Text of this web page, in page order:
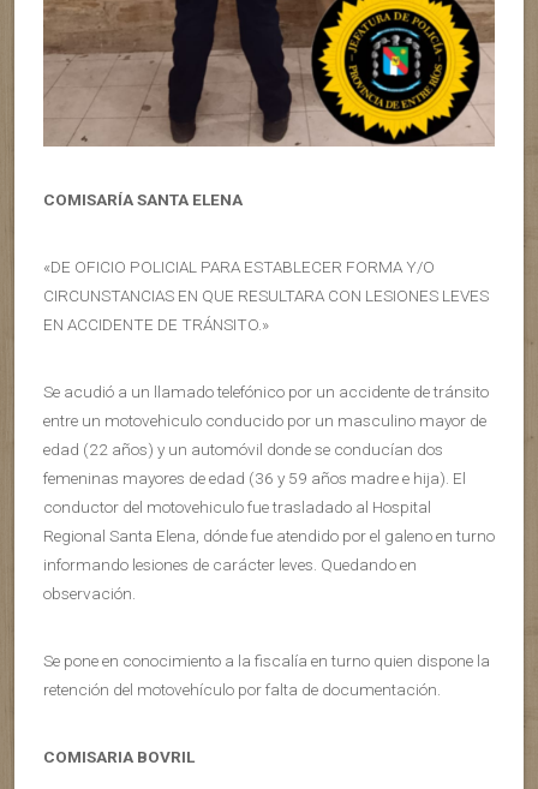
COMISARÍA SANTA ELENA
«DE OFICIO POLICIAL PARA ESTABLECER FORMA Y/O
CIRCUNSTANCIAS EN QUE RESULTARA CON LESIONES LEVES
EN ACCIDENTE DE TRÁNSITO.»
Se acudió a un llamado telefónico por un accidente de tránsito
entre un motovehiculo conducido por un masculino mayor de
edad (22 años) y un automóvil donde se conducían dos
femeninas mayores de edad (36 y 59 años madre e hija). El
conductor del motovehiculo fue trasladado al Hospital
Regional Santa Elena, dónde fue atendido por el galeno en turno
informando lesiones de carácter leves. Quedando en
observación.
Se pone en conocimiento a la fiscalía en turno quien dispone la
retención del motovehículo por falta de documentación.
COMISARIA BOVRIL